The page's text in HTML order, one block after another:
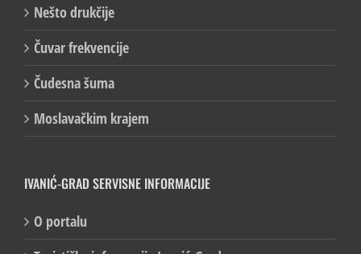
Nešto drukčije
Čuvar frekvencije
Čudesna šuma
Moslavačkim krajem
IVANIĆ-GRAD SERVISNE INFORMACIJE
O portalu